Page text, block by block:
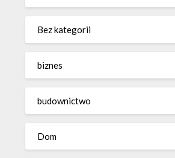
Bez kategorii
biznes
budownictwo
Dom